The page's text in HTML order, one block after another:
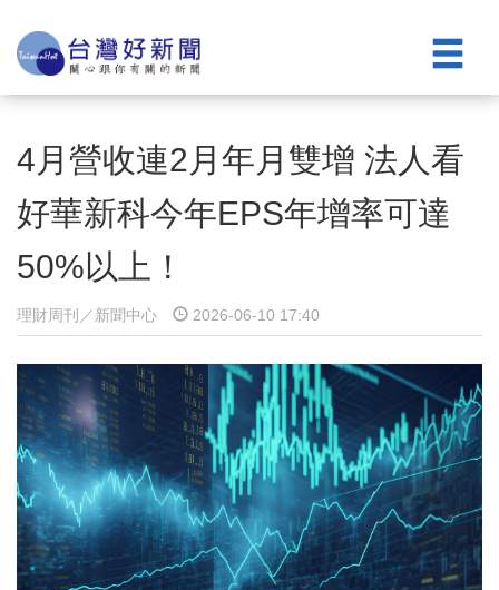
4月營收連2月年月雙增 法人看
好華新科今年EPS年增率可達
50%以上！
理財周刊／新聞中心 2026-06-10 17:40